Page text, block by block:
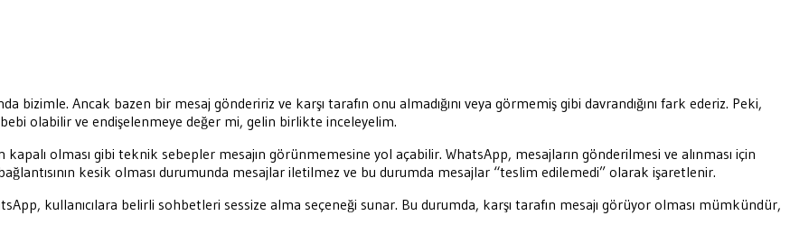
bizimle. Ancak bazen bir mesaj göndeririz ve karşı tarafın onu almadığını veya görmemiş gibi davrandığını fark ederiz. Peki,
olabilir ve endişelenmeye değer mi, gelin birlikte inceleyelim.
kapalı olması gibi teknik sebepler mesajın görünmemesine yol açabilir. WhatsApp, mesajların gönderilmesi ve alınması için
kesik olması durumunda mesajlar iletilmez ve bu durumda mesajlar “teslim edilemedi” olarak işaretlenir.
kullanıcılara belirli sohbetleri sessize alma seçeneği sunar. Bu durumda, karşı tarafın mesajı görüyor olması mümkündür,